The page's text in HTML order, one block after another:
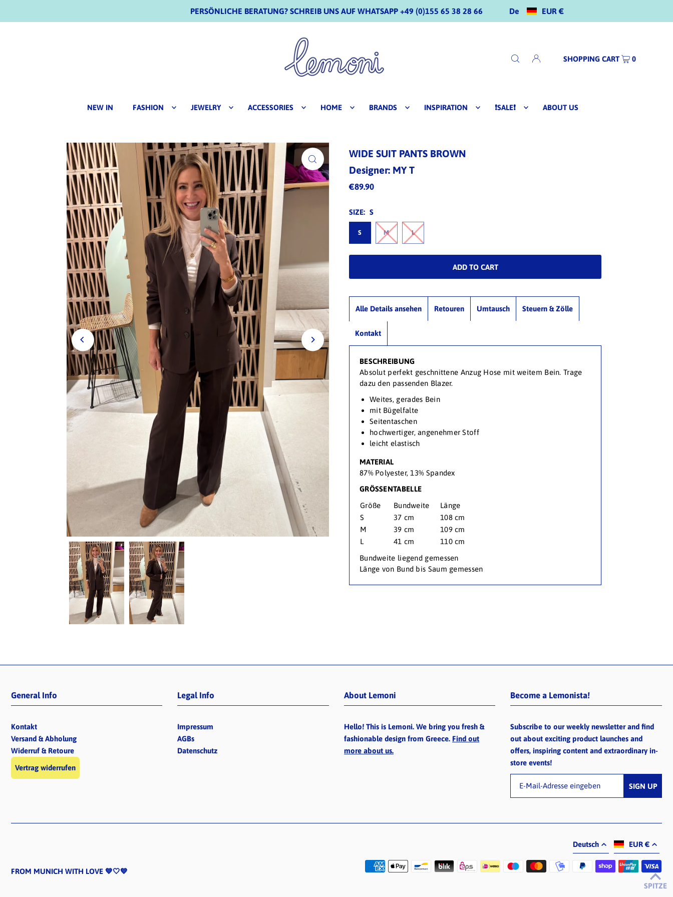
PERSÖNLICHE BERATUNG? SCHREIB UNS AUF WHATSAPP +49 (0)155 65 38 28 66 De EUR €
NEW IN FASHION JEWELRY ACCESSORIES HOME BRANDS INSPIRATION ❗SALE❗ ABOUT US
SHOPPING CART 0
WIDE SUIT PANTS BROWN
Designer: MY T
€89.90
SIZE: S
S M L
Alle Details ansehen Retouren Umtausch Steuern & Zölle
Kontakt
BESCHREIBUNG
Absolut perfekt geschnittene Anzug Hose mit weitem Bein. Trage
dazu den passenden Blazer.
Weites, gerades Bein
mit Bügelfalte
Seitentaschen
hochwertiger, angenehmer Stoff
leicht elastisch
MATERIAL
87% Polyester, 13% Spandex
GRÖSSENTABELLE
Größe
Bundweite
Länge
S
37 cm
108 cm
M
39 cm
109 cm
L
41 cm
110 cm
Bundweite liegend gemessen
Länge von Bund bis Saum gemessen
General Info
Kontakt
Versand & Abholung
Widerruf & Retoure
Vertrag widerrufen
Legal Info
Impressum
AGBs
Datenschutz
About Lemoni
Hello! This is Lemoni. We bring you fresh &
fashionable design from Greece. Find out
more about us.
Become a Lemonista!
Subscribe to our weekly newsletter and find
out about exciting product launches and
offers, inspiring content and extraordinary in-
store events!
FROM MUNICH WITH LOVE 💙🤍💙
Deutsch EUR €
SPITZE